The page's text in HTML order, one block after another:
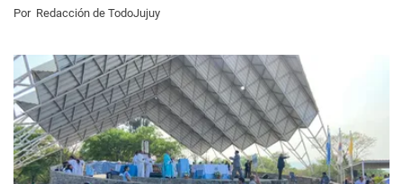
Por Redacción de TodoJujuy